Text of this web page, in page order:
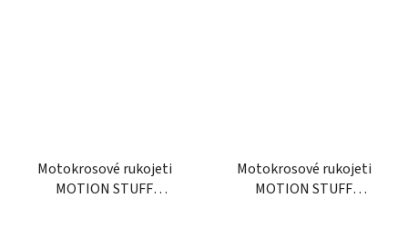
Motokrosové rukojeti
MOTION STUFF
Motokrosové rukojeti
MOTION STUFF